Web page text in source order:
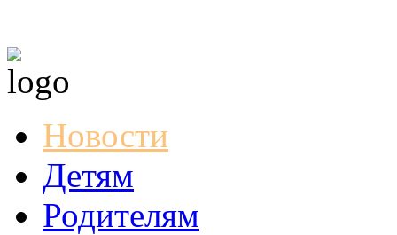
Новости
Детям
Родителям